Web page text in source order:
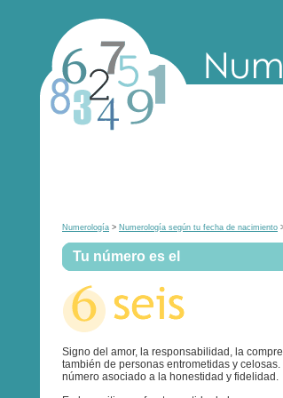
Numerología > Numerología según tu fecha de nacimiento
Tu número es el
Signo del amor, la responsabilidad, la
también de personas entrometidas y celosas.
número asociado a la honestidad y fidelidad.